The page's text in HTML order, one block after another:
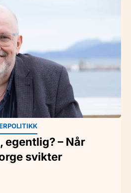
egentlig? – Når
svikter